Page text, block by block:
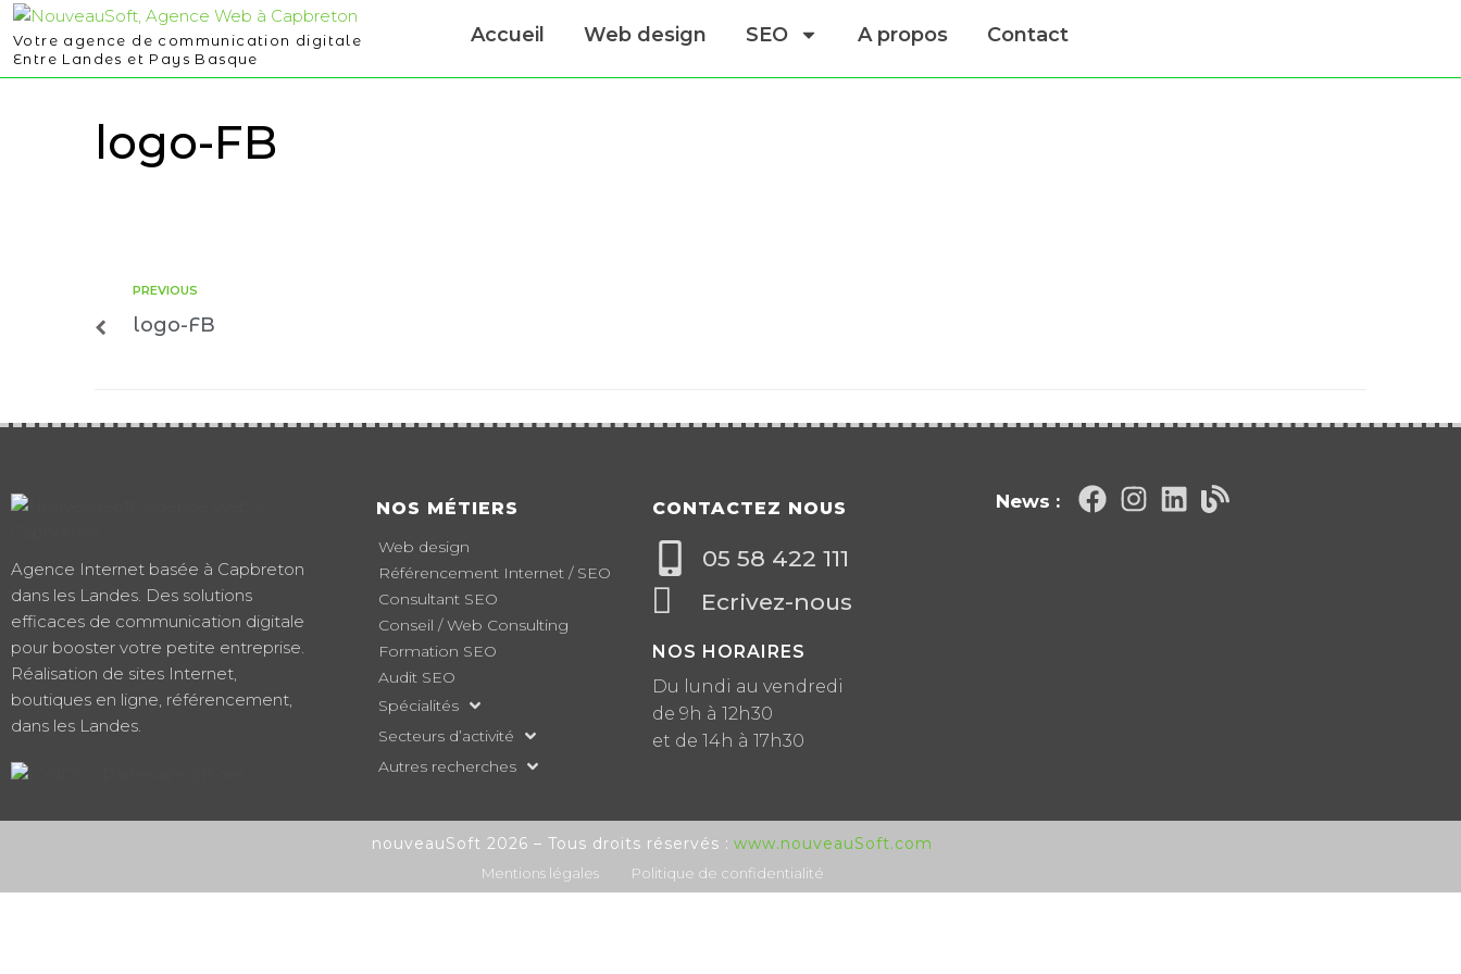
Votre agence de communication digitale
Entre Landes et Pays Basque
Accueil Web design SEO A propos Contact
logo-FB
PREVIOUS
logo-FB
Agence Internet basée à Capbreton
dans les Landes. Des solutions
efficaces de communication digitale
pour booster votre petite entreprise.
Réalisation de sites Internet,
boutiques en ligne, référencement,
dans les Landes.
NOS MÉTIERS
Web design
Référencement Internet / SEO
Consultant SEO
Conseil / Web Consulting
Formation SEO
Audit SEO
Spécialités
Secteurs d’activité
Autres recherches
CONTACTEZ NOUS
05 58 422 111
Ecrivez-nous
NOS HORAIRES
Du lundi au vendredi
de 9h à 12h30
et de 14h à 17h30
News :
nouveauSoft 2026 – Tous droits réservés : www.nouveauSoft.com
Mentions légales Politique de confidentialité